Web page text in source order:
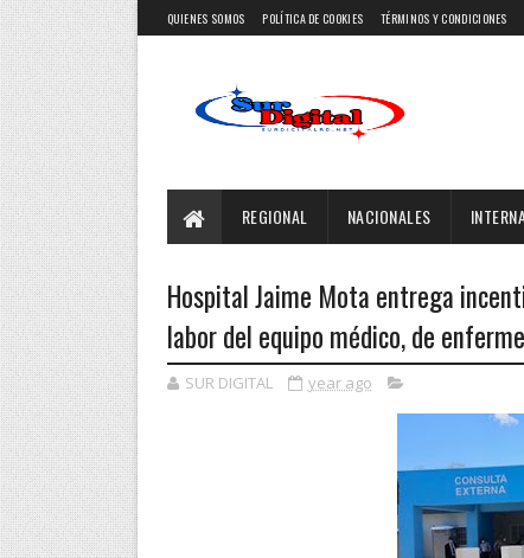
QUIENES SOMOS POLÍTICA DE COOKIES TÉRMINOS Y CONDICIONES
REGIONAL NACIONALES
Hospital Jaime Mota entrega
labor del equipo médico, de
SUR DIGITAL year ago